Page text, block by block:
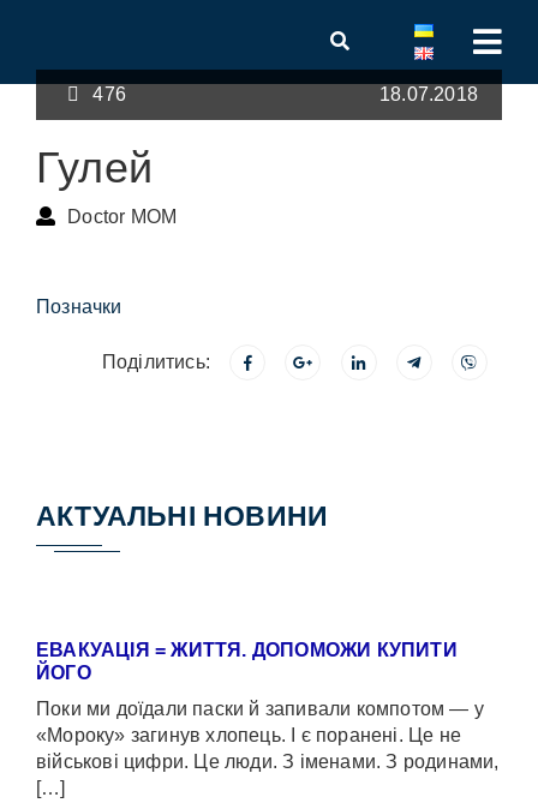
476 18.07.2018
Гулей
Doctor MOM
Позначки
Поділитись:
АКТУАЛЬНІ НОВИНИ
ЕВАКУАЦІЯ = ЖИТТЯ. ДОПОМОЖИ КУПИТИ
ЙОГО
Поки ми доїдали паски й запивали компотом — у
«Мороку» загинув хлопець. І є поранені. Це не
військові цифри. Це люди. З іменами. З родинами,
[…]